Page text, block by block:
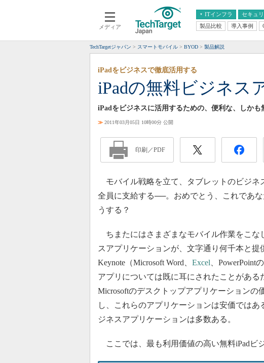
メディア
ITインフラ
クラウド
スマートモバイル
ネットワーク
システム運用管理
セキュ
エンタープライズAI
ERP
CX
情報系システム
製品比較 導入事例
TechTargetジャパン スマートモバイル BYOD 製品解説
iPadの無料ビジネ
iPadをビジネスで徹底活用する
iPadをビジネスに活用するための、便利な、しかも
≫ 2011年03月05日 10時00分 公開
印刷／PDF
モバイル戦略を立て、タブレットのビジネ
全員に支給する──。おめでとう、これであ
うする？
ちまたにはさまざまなモバイル作業をこな
スアプリケーションが、文字通り何千本と提
Keynote（Microsoft Word、 Excel 、PowerPoint
アプリについては既に耳にされたことがある
Microsoftのデスクトップアプリケーション
し、これらのアプリケーションは安価では
ジネスアプリケーションは多数ある。
ここでは、最も利用価値の高い無料iPadビ